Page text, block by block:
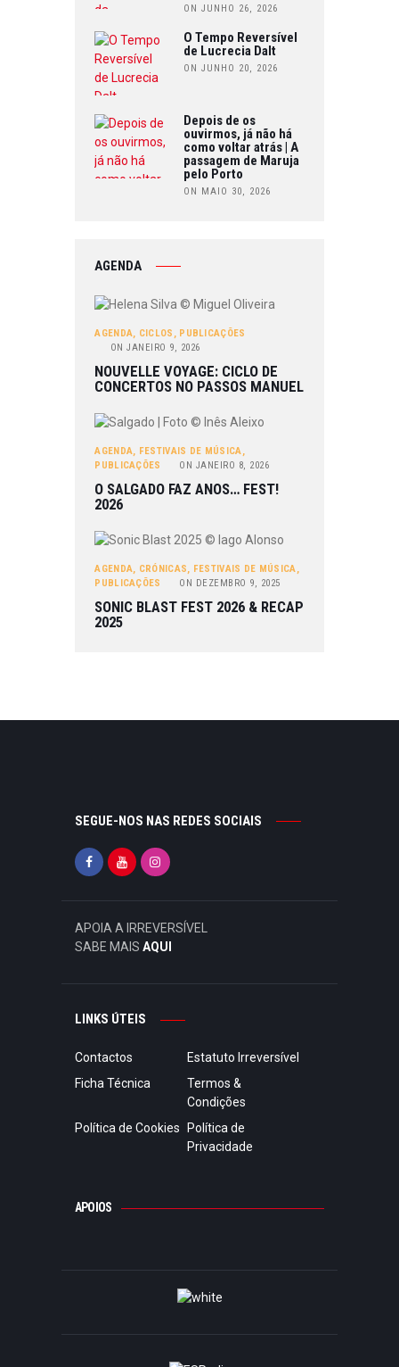
ON JUNHO 26, 2026
O Tempo Reversível
de Lucrecia Dalt
ON JUNHO 20, 2026
Depois de os
ouvirmos, já não há
como voltar atrás | A
passagem de Maruja
pelo Porto
ON MAIO 30, 2026
AGENDA
AGENDA, CICLOS , PUBLICAÇÕES
ON JANEIRO 9, 2026
NOUVELLE VOYAGE: CICLO DE
CONCERTOS NO PASSOS MANUEL
AGENDA, FESTIVAIS DE MÚSICA,
PUBLICAÇÕES
ON JANEIRO 8, 2026
O SALGADO FAZ ANOS… FEST!
2026
AGENDA, CRÓNICAS, FESTIVAIS DE MÚSICA,
PUBLICAÇÕES
ON DEZEMBRO 9, 2025
SONIC BLAST FEST 2026 & RECAP
2025
SEGUE-NOS NAS REDES SOCIAIS
APOIA A IRREVERSÍVEL
SABE MAIS AQUI
LINKS ÚTEIS
Contactos
Estatuto Irreversível
Ficha Técnica
Termos &
Condições
Política de Cookies
Política de
Privacidade
APOIOS